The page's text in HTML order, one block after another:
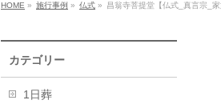
HOME » 施行事例 » 仏式 » 昌翁寺菩提堂【仏式_真言宗_家
カテゴリー
1日葬